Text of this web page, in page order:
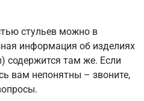
стульев можно в
информация об изделиях
содержится там же. Если
вам непонятны – звоните,